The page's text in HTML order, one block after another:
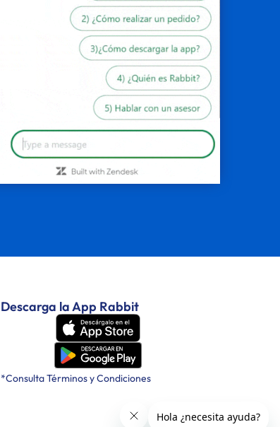
Descarga la App Rabbit
*Consulta Términos y Condiciones